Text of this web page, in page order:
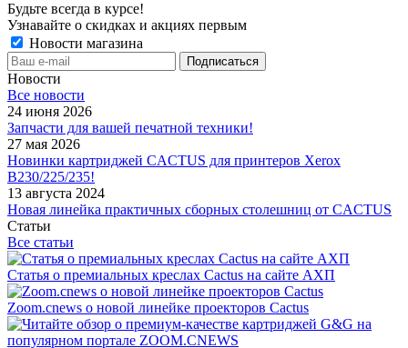
Будьте всегда в курсе!
Узнавайте о скидках и акциях первым
Новости магазина
Новости
Все новости
24 июня 2026
Запчасти для вашей печатной техники!
27 мая 2026
Новинки картриджей CACTUS для принтеров Xerox
B230/225/235!
13 августа 2024
Новая линейка практичных сборных столешниц от CACTUS
Статьи
Все статьи
Статья о премиальных креслах Cactus на сайте АХП
Zoom.cnews о новой линейке проекторов Cactus